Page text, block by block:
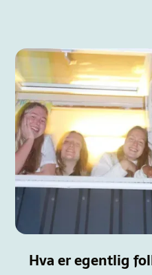
Hva er egentlig